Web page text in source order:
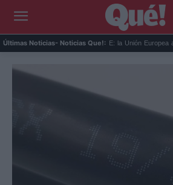
Últimas Noticias- Noticias Que!:
Multa de TikTok a la UE: la Unión Europea acorrala...